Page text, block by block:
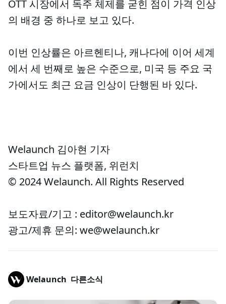
OTT 시장에서 독주 체제를 굳힌 점이 가격 인상
의 배경 중 하나로 보고 있다.
이번 인상률은 아르헨티나, 캐나다에 이어 세계
에서 세 번째로 높은 수준으로, 미국 등 주요 국
가에서도 최근 요금 인상이 단행된 바 있다.
Welaunch 김아현 기자
스타트업 뉴스 플랫폼, 위런치
© 2024 Welaunch. All Rights Reserved
보도자료/기고 : editor@welaunch.kr
광고/제휴 문의: we@welaunch.kr
Welaunch 다른소식